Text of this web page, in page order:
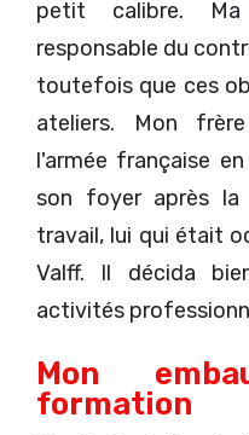
petit calibre.
responsable du
toutefois que ces
ateliers. Mon
l'armée française
son foyer après
travail, lui qui était
Valff. Il décida
activités
Mon
formation